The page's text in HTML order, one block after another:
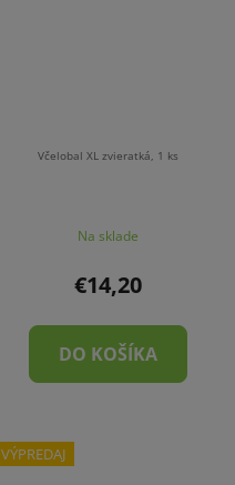
Včelobal XL zvieratká, 1 ks
Na sklade
€14,20
DO KOŠÍKA
VÝPREDAJ